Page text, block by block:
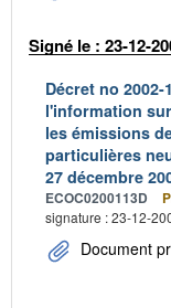
Signé le : 23-12-
Décret no
l'information
les émissions
particulières
27 décembre
ECOC0200113D
signature : 23-12-
Document